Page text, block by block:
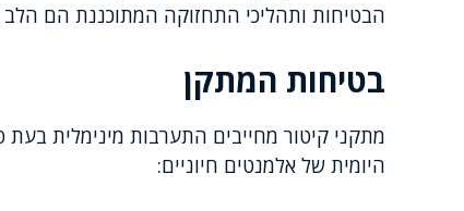
הבטיחות ותהליכי התחזוקה המתוכננת הם
בטיחות המתקן
מתקני קיטור מחייבים התערבות מינימלית
היומית של אלמנטים חיוניים: